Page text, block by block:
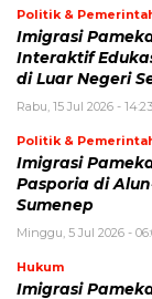
Politik &
Imigrasi
Interaktif
di Luar Negeri
Rabu, 15 Jul 2026 -
Politik &
Imigrasi
Pasporia di
Sumenep
Minggu, 5 Jul 2026 -
Hukum
Imigrasi